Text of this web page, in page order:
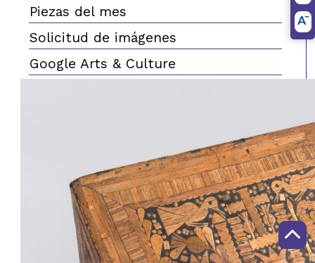
Piezas del mes
Solicitud de imágenes
Google Arts & Culture